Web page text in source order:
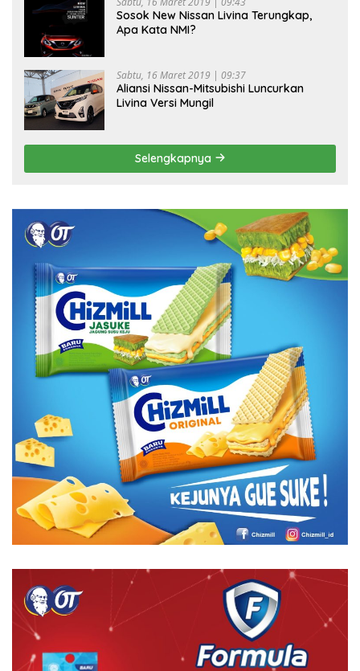
Sosok New Nissan Livina Terungkap,
Apa Kata NMI?
Sabtu, 16 Maret 2019 | 09:37
Aliansi Nissan-Mitsubishi Luncurkan
Livina Versi Mungil
Selengkapnya